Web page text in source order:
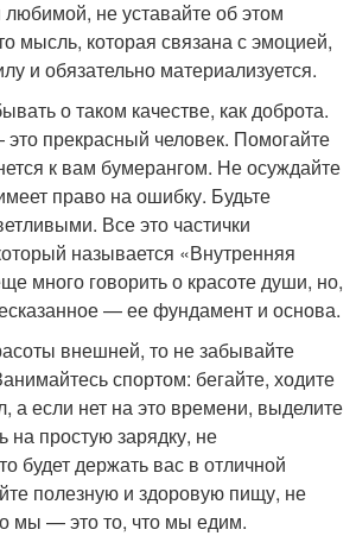
не уставайте об этом
мысль, которая связана с эмоцией,
и обязательно материализуется.
о таком качестве, как доброта.
прекрасный человек. Помогайте
к вам бумерангом. Не осуждайте
право на ошибку. Будьте
Все это частички
называется «Внутренняя
много говорить о красоте души, но,
— ее фундамент и основа.
внешней, то не забывайте
спортом: бегайте, ходите
а если нет на это времени, выделите
на простую зарядку, не
будет держать вас в отличной
полезную и здоровую пищу, не
мы — это то, что мы едим.